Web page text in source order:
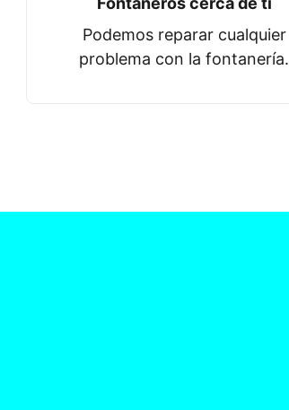
Podemos reparar cualquier
problema con la fontanería.